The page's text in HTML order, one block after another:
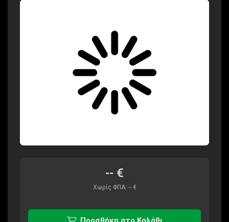
-- €
Χωρίς ΦΠΑ: --€